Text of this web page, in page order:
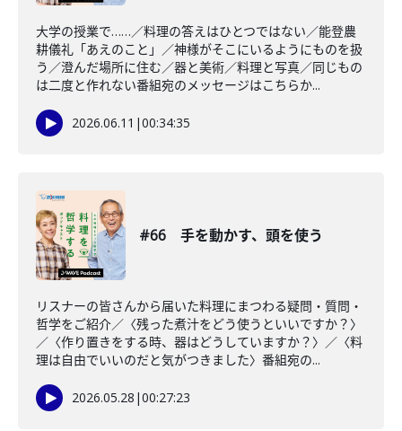
大学の授業で……／料理の答えはひとつではない／能登農
耕儀礼「あえのこと」／神様がそこにいるようにものを扱
う／澄んだ場所に住む／器と美術／料理と写真／同じもの
は二度と作れない番組宛のメッセージはこちらか...
2026.06.11 |00:34:35
#66 手を動かす、頭を使う
リスナーの皆さんから届いた料理にまつわる疑問・質問・
哲学をご紹介／〈残った煮汁をどう使うといいですか？〉
／〈作り置きをする時、器はどうしていますか？〉／〈料
理は自由でいいのだと気がつきました〉番組宛の...
2026.05.28 |00:27:23